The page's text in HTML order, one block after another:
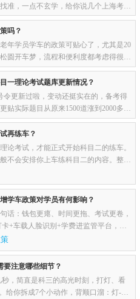
准，一点不玄学，给你说几个上海考场
里大家都在用的实用招儿：先调座椅和后视镜，这步是基础中的基础 ...
吗？
年学员学车的政策可贴心了，尤其是20
圆开车梦，流程和便利度都考虑得很周
放宽，家用车型都能选：以...
一理论考试题库更新情况？
令更新过啦，变动还挺实在的，备考得
贴实际题目从原来1500道涨到2000多
知识占比高了15%，比如充电桩...
再练车？
论考试，才能正式开始科目二的练车。
不会安排你上车练科目二的内容。整个
然后就开始准备科目一的考...
学车政策对学员有何影响？
话：钱包更瘪、时间更拖、考试更卷，
+车载人脸识别+学费进监管平台，驾
过别补考，不然每补一次就得...
要注意哪些细节？
，简直是科三的高光时刻，打灯、看
你拆成7个小动作，背顺口溜：灯-镜-